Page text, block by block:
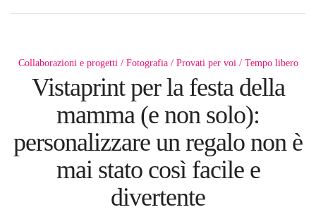
Collaborazioni e progetti Fotografia Provati per voi Tempo libero
Vistaprint per la festa della
mamma (e non solo):
personalizzare un regalo non è
mai stato così facile e
divertente